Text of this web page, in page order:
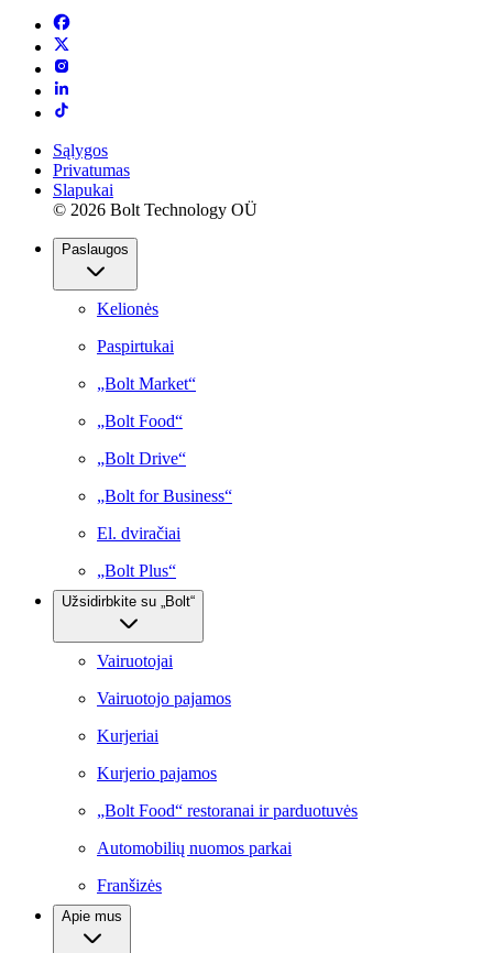
Sąlygos
Privatumas
Slapukai
© 2026 Bolt Technology OÜ
Paslaugos
Kelionės
Paspirtukai
„Bolt Market“
„Bolt Food“
„Bolt Drive“
„Bolt for Business“
El. dviračiai
„Bolt Plus“
Užsidirbkite su „Bolt“
Vairuotojai
Vairuotojo pajamos
Kurjeriai
Kurjerio pajamos
„Bolt Food“ restoranai ir parduotuvės
Automobilių nuomos parkai
Franšizės
Apie mus